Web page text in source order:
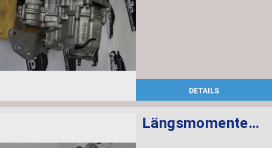
DETAILS
Längsmomentenmodul